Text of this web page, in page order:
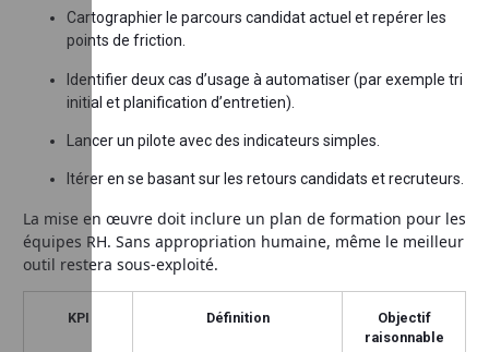
Cartographier le parcours candidat actuel et repérer les
points de friction.
Identifier deux cas d’usage à automatiser (par exemple tri
initial et planification d’entretien).
Lancer un pilote avec des indicateurs simples.
Itérer en se basant sur les retours candidats et recruteurs.
La mise en œuvre doit inclure un plan de formation pour les
équipes RH. Sans appropriation humaine, même le meilleur
outil restera sous-exploité.
KPI Définition
Objectif
raisonnable